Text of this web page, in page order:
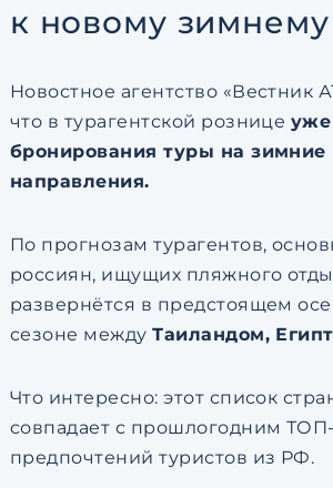
к новому зимнему
Новостное агентство «Вестник
что в турагентской рознице уже
бронирования туры на
направления.
По прогнозам турагентов,
россиян, ищущих пляжного
развернётся в предстоящем
сезоне междуТаиландом,
Что интересно: этот список
совпадает с прошлогодним
предпочтений туристов из РФ.